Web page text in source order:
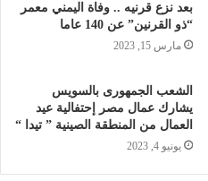
بعد نزع قرنيه .. وفاة اليمني معمر
“ذو القرنين” عن 140 عاما
مارس 15, 2023
الشعب الجمهورى بالسويس
يشارك عمال مصر إحتفالية عيد
العمال من المنطقة الصينية ” تيدا “
يونيو 4, 2023